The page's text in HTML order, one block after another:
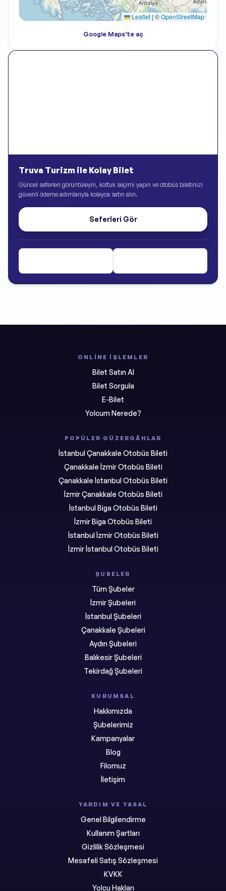
Leaflet | ©OpenStreetMap
Google Maps'te aç
Truva Turizm ile Kolay Bilet
Güncel seferleri görüntüleyin, koltuk seçimi yapın ve otobüs biletinizi
güvenli ödeme adımlarıyla kolayca satın alın.
Seferleri Gör
ONLINE İŞLEMLER
Bilet Satın Al
Bilet Sorgula
E-Bilet
Yolcum Nerede?
POPÜLER GÜZERGÂHLAR
İstanbul Çanakkale Otobüs Bileti
Çanakkale İzmir Otobüs Bileti
Çanakkale İstanbul Otobüs Bileti
İzmir Çanakkale Otobüs Bileti
İstanbul Biga Otobüs Bileti
İzmir Biga Otobüs Bileti
İstanbul İzmir Otobüs Bileti
İzmir İstanbul Otobüs Bileti
ŞUBELER
Tüm Şubeler
İzmir Şubeleri
İstanbul Şubeleri
Çanakkale Şubeleri
Aydın Şubeleri
Balıkesir Şubeleri
Tekirdağ Şubeleri
KURUMSAL
Hakkımızda
Şubelerimiz
Kampanyalar
Blog
Filomuz
İletişim
YARDIM VE YASAL
Genel Bilgilendirme
Kullanım Şartları
Gizlilik Sözleşmesi
Mesafeli Satış Sözleşmesi
KVKK
Yolcu Hakları